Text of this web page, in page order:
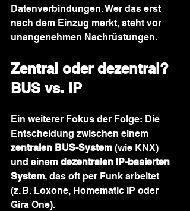
Datenverbindungen. Wer das erst
nach dem Einzug merkt, steht vor
unangenehmen Nachrüstungen.
Zentral oder dezentral?
BUS vs. IP
Ein weiterer Fokus der Folge: Die
Entscheidung zwischen einem
zentralen BUS-System (wie KNX)
und einem dezentralen IP-basierten
System, das oft per Funk arbeitet
(z. B. Loxone, Homematic IP oder
Gira One).